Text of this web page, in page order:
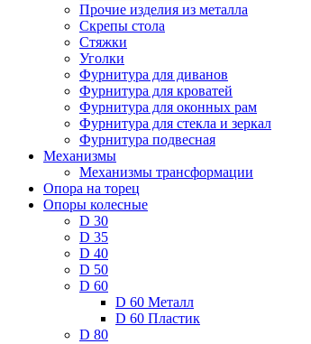
Прочие изделия из металла
Скрепы стола
Стяжки
Уголки
Фурнитура для диванов
Фурнитура для кроватей
Фурнитура для оконных рам
Фурнитура для стекла и зеркал
Фурнитура подвесная
Механизмы
Механизмы трансформации
Опора на торец
Опоры колесные
D 30
D 35
D 40
D 50
D 60
D 60 Металл
D 60 Пластик
D 80